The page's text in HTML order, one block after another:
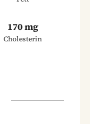
170 mg
Cholesterin